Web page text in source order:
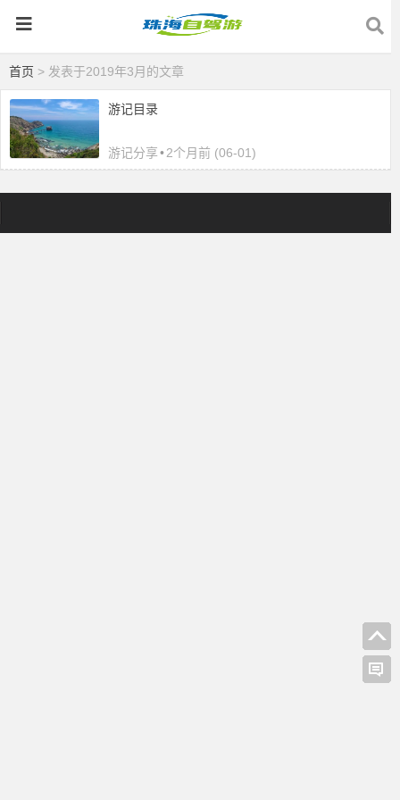
首页 > 发表于2019年3月的文章
游记目录
游记分享•2个月前 (06-01)